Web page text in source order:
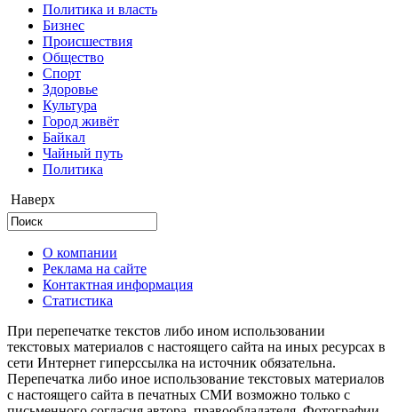
Политика и власть
Бизнес
Происшествия
Общество
Cпорт
Здоровье
Культура
Город живёт
Байкал
Чайный путь
Политика
Наверх
О компании
Реклама на сайте
Контактная информация
Статистика
При перепечатке текстов либо ином использовании
текстовых материалов с настоящего сайта на иных ресурсах в
сети Интернет гиперссылка на источник обязательна.
Перепечатка либо иное использование текстовых материалов
с настоящего сайта в печатных СМИ возможно только с